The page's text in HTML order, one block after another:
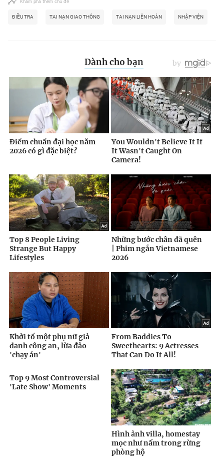
Khám phá thêm chủ đề
ĐIỀU TRA TAI NẠN GIAO THÔNG TAI NẠN LIÊN HOÀN NHẬP VIỆN